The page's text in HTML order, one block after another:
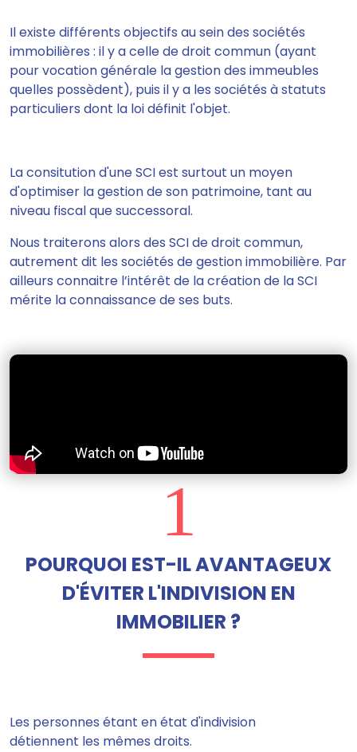
Il existe différents objectifs au sein des sociétés
immobilières : il y a celle de droit commun (ayant
pour vocation générale la gestion des immeubles
quelles possèdent), puis il y a les sociétés à statuts
particuliers dont la loi définit l'objet.
La consitution d'uneSCI est surtout un moyen
d'optimiser la gestion de son patrimoine, tant au
niveau fiscal que successoral.
Nous traiterons alors des SCI de droit commun,
autrement dit les sociétés de gestion immobilière. Par
ailleurs connaitre l’intérêt de la création de la SCI
mérite la connaissance de ses buts.
1
POURQUOI EST-IL AVANTAGEUX
D'ÉVITER L'INDIVISION EN
IMMOBILIER ?
Les personnes étant en état d'indivision
détiennent les mêmes droits.